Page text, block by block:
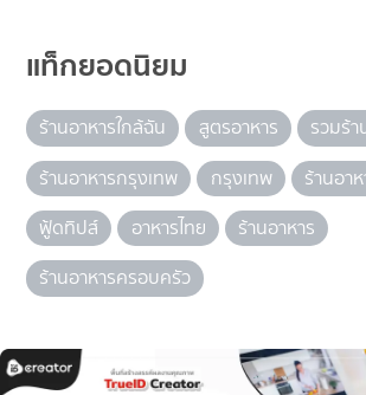
แท็กยอดนิยม
ร้านอาหารใกล้ฉัน สูตรอาหาร
รวมร้า
ร้านอาหารกรุงเทพ
กรุงเทพ
ร้านอา
ฟู้ดทิปส์
อาหารไทย
ร้านอาหาร
ร้านอาหารครอบครัว